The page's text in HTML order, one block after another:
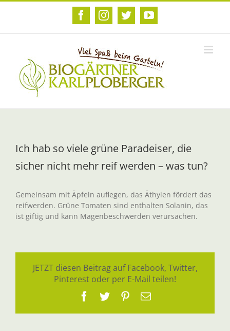
Zum
FacebookInstagram
TwitterYouTube
Ich hab so viele grüne Paradeiser, die
sicher nicht mehr reif werden – was tun?
Gemeinsam mit Äpfeln auflegen, das Äthylen fördert das
reifwerden. Grüne Tomaten sind enthalten Solanin, das
ist giftig und kann Magenbeschwerden verursachen.
JETZT diesen Beitrag auf Facebook, Twitter,
Pinterest oder per E-Mail teilen!
Facebook
TwitterPinterest
E-